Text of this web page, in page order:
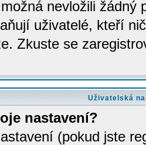
nevložili žádný
uživatelé, kteří
Zkuste se
Uživatelská
nastavení?
(pokud jste